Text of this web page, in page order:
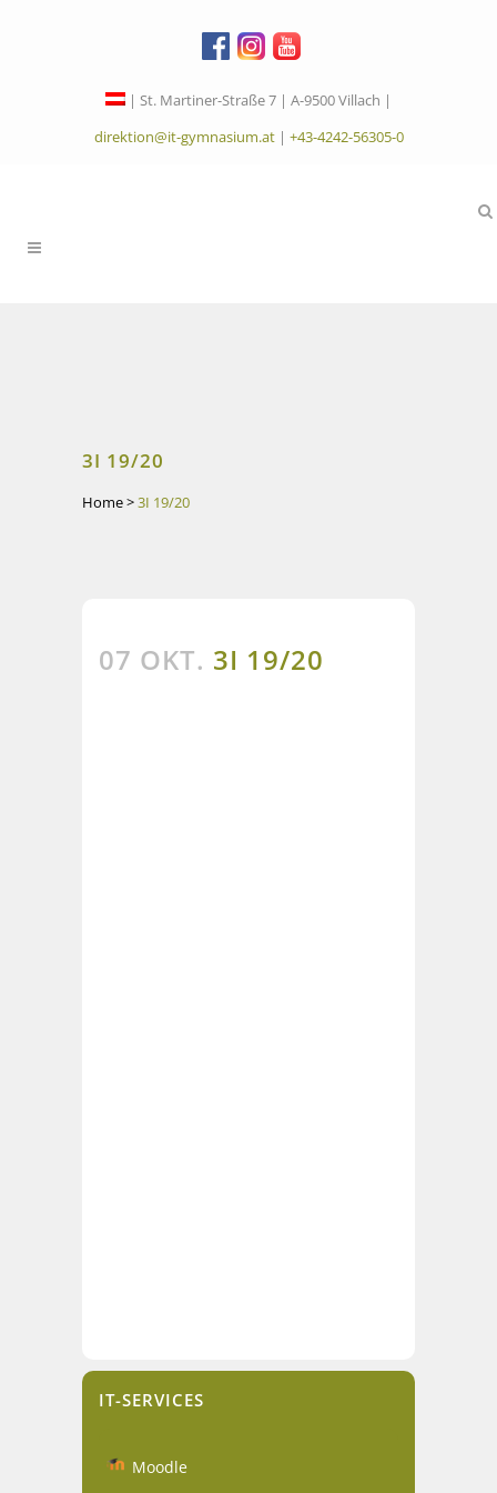
| St. Martiner-Straße 7 | A-9500 Villach |
direktion@it-gymnasium.at| +43-4242-56305-0
3I 19/20
Home>3I 19/20
07 OKT. 3I 19/20
IT-SERVICES
Moodle